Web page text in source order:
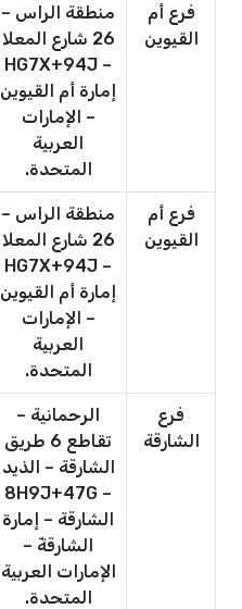
فرع أم
القيوين
منطقة الراس –
26 شارع المعلا
– HG7X+94J
إمارة أم القيوين
– الإمارات
العربية
المتحدة.
فرع أم
القيوين
منطقة الراس –
26 شارع المعلا
– HG7X+94J
إمارة أم القيوين
– الإمارات
العربية
المتحدة.
فرع
الشارقة
الرحمانية –
تقاطع 6 طريق
الشارقة – الذيد
– 8H9J+47G
الشارقة – إمارة
الشارقةّ –
الإمارات العربية
المتحدة.